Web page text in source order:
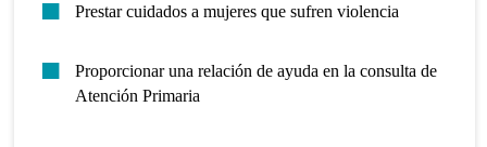
Prestar cuidados a mujeres que sufren violencia
Proporcionar una relación de ayuda en la consulta de
Atención Primaria